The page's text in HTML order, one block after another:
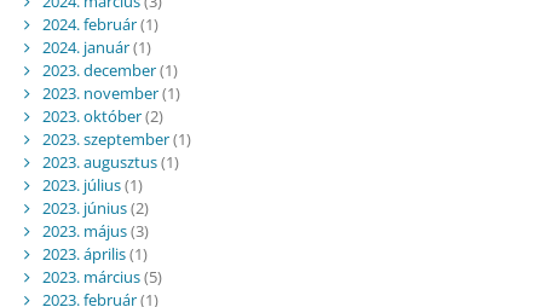
2024. február(1)
2024. január(1)
2023. december(1)
2023. november(1)
2023. október(2)
2023. szeptember(1)
2023. augusztus(1)
2023. július(1)
2023. június(2)
2023. május(3)
2023. április(1)
2023. március(5)
2023. február(1)